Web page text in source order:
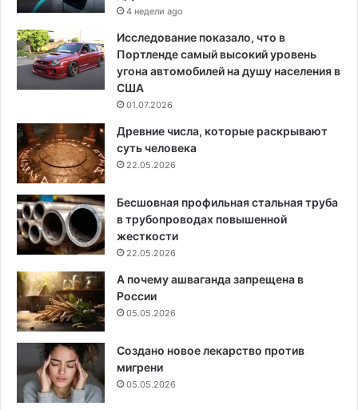
4 недели ago
Исследование показало, что в
Портленде самый высокий уровень
угона автомобилей на душу населения в
США
01.07.2026
Древние числа, которые раскрывают
суть человека
22.05.2026
Бесшовная профильная стальная труба
в трубопроводах повышенной
жесткости
22.05.2026
А почему ашваганда запрещена в
России
05.05.2026
Создано новое лекарство против
мигрени
05.05.2026